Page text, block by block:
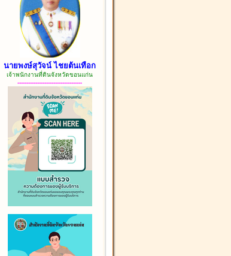
นายพงษ์สุวัจน์ ไชยต้นเทือก
เจ้าพนักงานที่ดินจังหวัดขอนแก่น
------------------------------------